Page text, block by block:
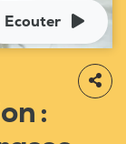
Ecouter
: